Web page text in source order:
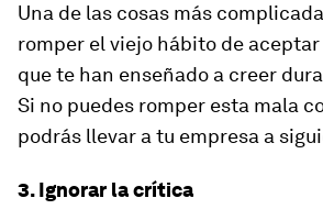
Una de las cosas más
romper el viejo hábito de
que te han enseñado a creer
Si no puedes romper esta mala
podrás llevar a tu empresa a
3. Ignorar la crítica